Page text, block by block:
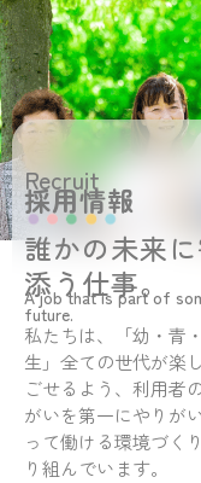
Recruit
採用情報
誰かの未来
添う仕事。
A job that is part of
future.
私たちは、「幼・青
生」全ての世代が楽
ごせるよう、利用者
がいを第一にやりが
って働ける環境づく
り組んでいます。